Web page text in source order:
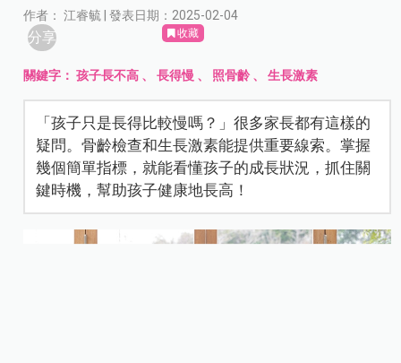
作者： 江睿毓 | 發表日期：2025-02-04
分享 收藏
關鍵字：孩子長不高 、長得慢 、 照骨齡、生長激素
「孩子只是長得比較慢嗎？」很多家長都有這樣的
疑問。骨齡檢查和生長激素能提供重要線索。掌握
幾個簡單指標，就能看懂孩子的成長狀況，抓住關
鍵時機，幫助孩子健康地長高！